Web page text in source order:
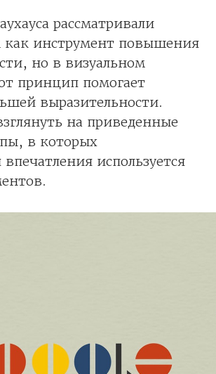
рассматривали
инструмент повышения
но в визуальном
принцип помогает
выразительности.
на приведенные
в которых
используется